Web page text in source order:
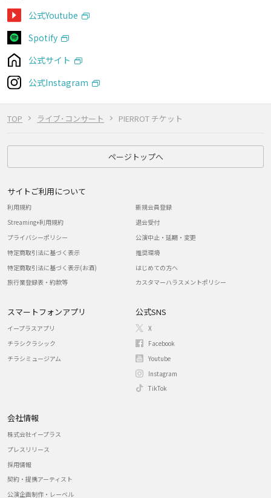
TOP ライブ･コンサート PIERROT チケット
公式Youtube
Spotify
公式サイト
公式Instagram
ページトップへ
サイトご利用について
利用規約
Streaming+利用規約
プライバシーポリシー
特定商取引法に基づく表示
特定商取引法に基づく表示(お酒)
旅行業登録表・約款等
新規会員登録
退会受付
公演中止・延期・変更
推奨環境
はじめての方へ
カスタマーハラスメントポリシー
スマートフォンアプリ
イープラスアプリ
チラシクラシック
チラシミュージアム
公式SNS
X
Facebook
Youtube
Instagram
TikTok
会社情報
株式会社イープラス
プレスリリース
採用情報
契約・提携アーティスト
公演企画制作・レーベル